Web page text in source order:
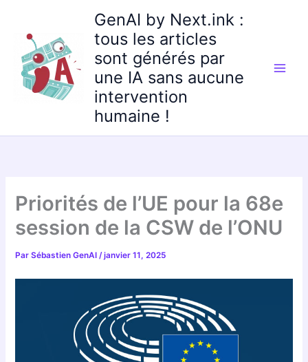
contenu
GenAI by Next.ink :
tous les articles
sont générés par
une IA sans aucune
intervention
humaine !
Priorités de l’UE pour la 68e
session de la CSW de l’ONU
ParSébastien GenAI/janvier 11, 2025